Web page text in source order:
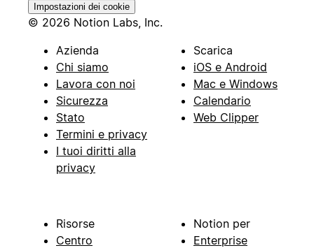
Impostazioni dei cookie
© 2026 Notion Labs, Inc.
Azienda
Chi siamo
Lavora con noi
Sicurezza
Stato
Termini e privacy
I tuoi diritti alla
privacy
Scarica
iOS e Android
Mac e Windows
Calendario
Web Clipper
Risorse
Centro
Notion per
Enterprise